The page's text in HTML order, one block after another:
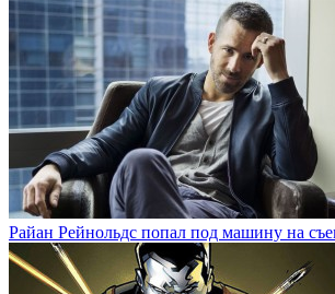
Райан Рейнольдс попал под машину на